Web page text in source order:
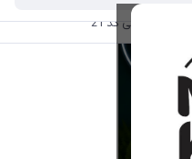
تی شرت وارداتی کد 21